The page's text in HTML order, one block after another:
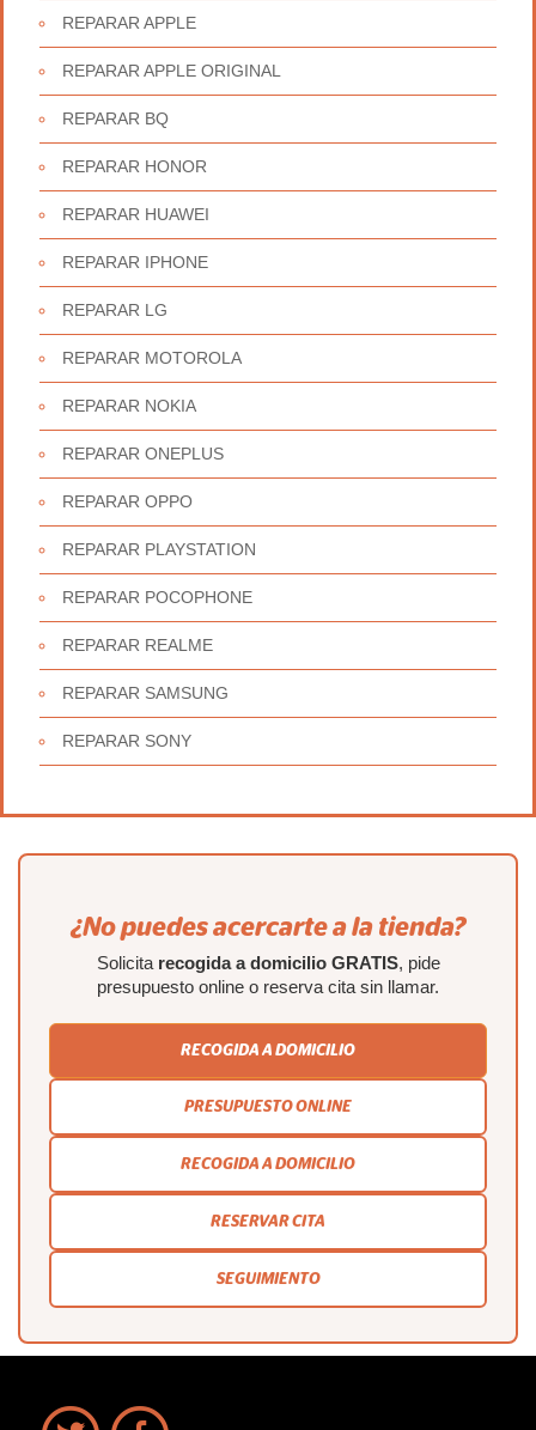
REPARAR APPLE
REPARAR APPLE ORIGINAL
REPARAR BQ
REPARAR HONOR
REPARAR HUAWEI
REPARAR IPHONE
REPARAR LG
REPARAR MOTOROLA
REPARAR NOKIA
REPARAR ONEPLUS
REPARAR OPPO
REPARAR PLAYSTATION
REPARAR POCOPHONE
REPARAR REALME
REPARAR SAMSUNG
REPARAR SONY
¿No puedes acercarte a la tienda?
Solicita recogida a domicilio GRATIS, pide
presupuesto online o reserva cita sin llamar.
RECOGIDA A DOMICILIO
PRESUPUESTO ONLINE
RECOGIDA A DOMICILIO
RESERVAR CITA
SEGUIMIENTO